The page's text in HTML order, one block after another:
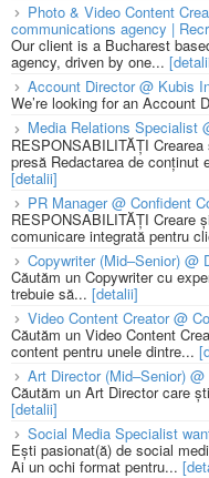
Photo & Video Content
communications agency |
Our client is a Bucharest
agency, driven by one...
Account Director @ Kubis
We’re looking for an Account
Media Relations Specialist
RESPONSABILITĂȚI
presă Redactarea de conținut
[detalii]
PR Manager @ Confident
RESPONSABILITĂȚI Creare
comunicare integrată pentru
Copywriter (Mid–Senior) @
Căutăm un Copywriter cu
trebuie să... [detalii]
Video Content Creator @
Căutăm un Video Content
content pentru unele dintre...
Art Director (Mid–Senior)
Căutăm un Art Director care
[detalii]
Social Media Specialist
Ești pasionat(ă) de social
Ai un ochi format pentru...